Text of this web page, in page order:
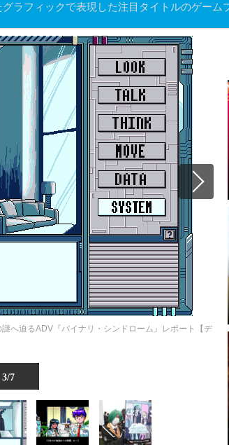
ラフィックで表現した注目タイトルのゲーム
へ迫るADV『バイナリ・シンドローム』レポート【デ
3/7